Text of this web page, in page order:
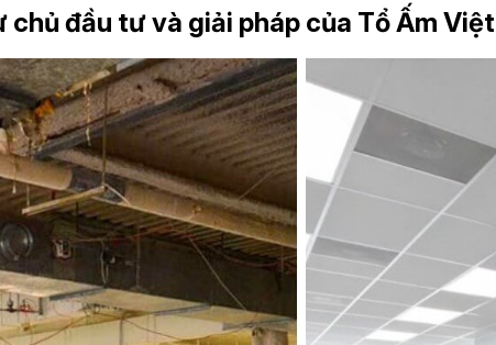
đầu tư và giải pháp của Tổ Ấm Việt